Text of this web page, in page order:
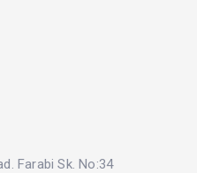
Farabi Sk. No:34